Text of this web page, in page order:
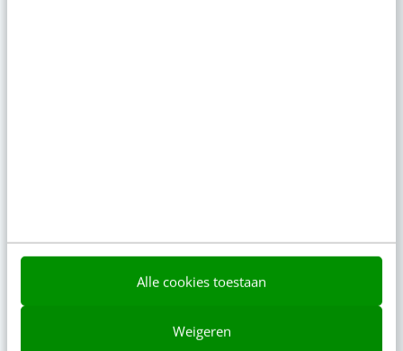
Alle cookies toestaan
Weigeren
komen deze geopolitieke storm het beste
door” [podcast]